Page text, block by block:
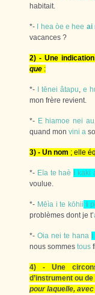
habitait.
*- I hea òe e hee ai
vacances ?
2) - Une
que :
*- I tēnei âtapu, e
mon frère revient.
*- E hiamoe nei au
quand mon vini a
3) - Un nom ; elle
*- Eīa te haè i kaki
voulue.
*- Mēìa i te kōhii i
problèmes dont je t’
*- Oia nei te hana i
nous sommes tous
4) - Une
d’instrument ou
pour laquelle,